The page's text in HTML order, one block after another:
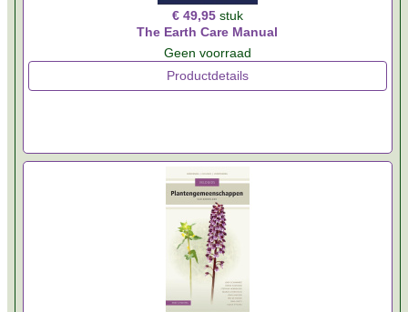
€ 49,95 stuk
The Earth Care Manual
Geen voorraad
Productdetails